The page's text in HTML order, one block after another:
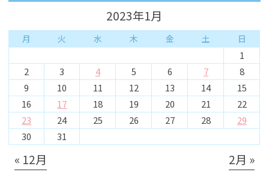
2023年1月
月 火 水 木 金 土 日
1
2
3 4 5 6 7
8
9
10 11 12 13 14
15
16
17 18 19 20 21
22
23
24 25 26 27 28
29
30
31
« 12月 2月 »